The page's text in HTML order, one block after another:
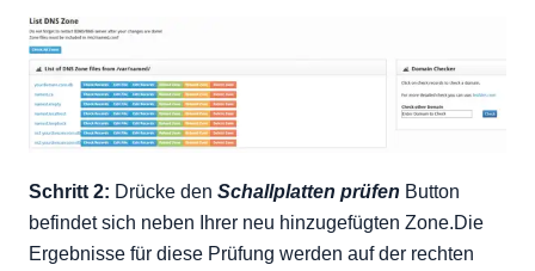
Schritt 2: Drücke den Schallplatten prüfen Button
befindet sich neben Ihrer neu hinzugefügten Zone.Die
Ergebnisse für diese Prüfung werden auf der rechten